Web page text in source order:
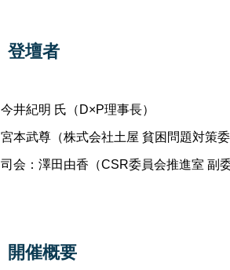
登壇者
今井紀明 氏（D×P理事長）
宮本武尊（株式会社土屋 貧困問題対策委
司会：澤田由香（CSR委員会推進室 副委
開催概要